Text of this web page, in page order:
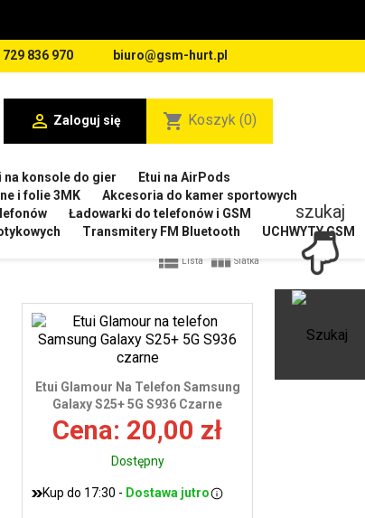
729 836 970 biuro@gsm-hurt.pl
 Zaloguj się shopping_cart Koszyk (0)
na konsole do gier
Etui na AirPods
i folie 3MK
Akcesoria do kamer sportowych
Ładowarki do telefonów i GSM
Transmitery FM Bluetooth
UCHWYTY GSM
 Lista  Siatka
Etui Glamour Na Telefon Samsung
Galaxy S25+ 5G S936 Czarne
Cena: 20,00 zł
Dostępny
Kup do 17:30 - Dostawa jutro
szukaj